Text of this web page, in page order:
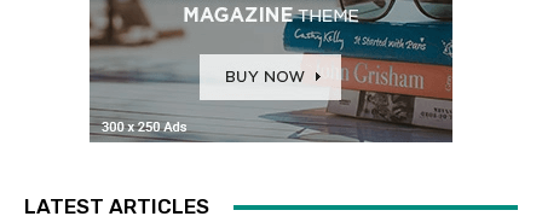
LATEST ARTICLES